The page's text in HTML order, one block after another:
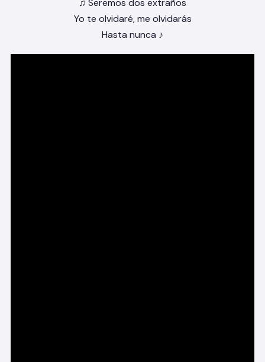
♫ Seremos dos extraños
Yo te olvidaré, me olvidarás
Hasta nunca ♪